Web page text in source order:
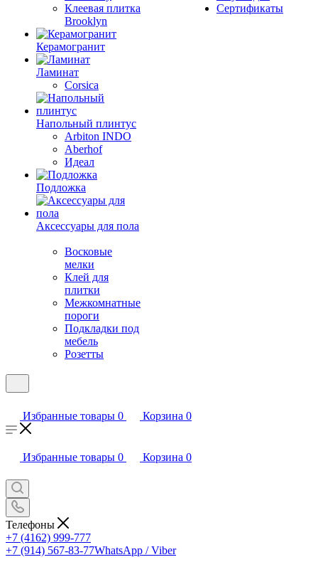
Клеевая плитка
Brooklyn
Керамогранит
Ламинат
Corsica
Напольный плинтус
Arbiton INDO
Aberhof
Идеал
Подложка
Аксессуары для пола
Восковые
мелки
Клей для
плитки
Межкомнатные
пороги
Подкладки под
мебель
Розетты
Сертификаты
Избранные товары 0 Корзина 0
Избранные товары 0 Корзина 0
Телефоны
+7 (4162) 999-777
+7 (914) 567-83-77WhatsApp / Viber